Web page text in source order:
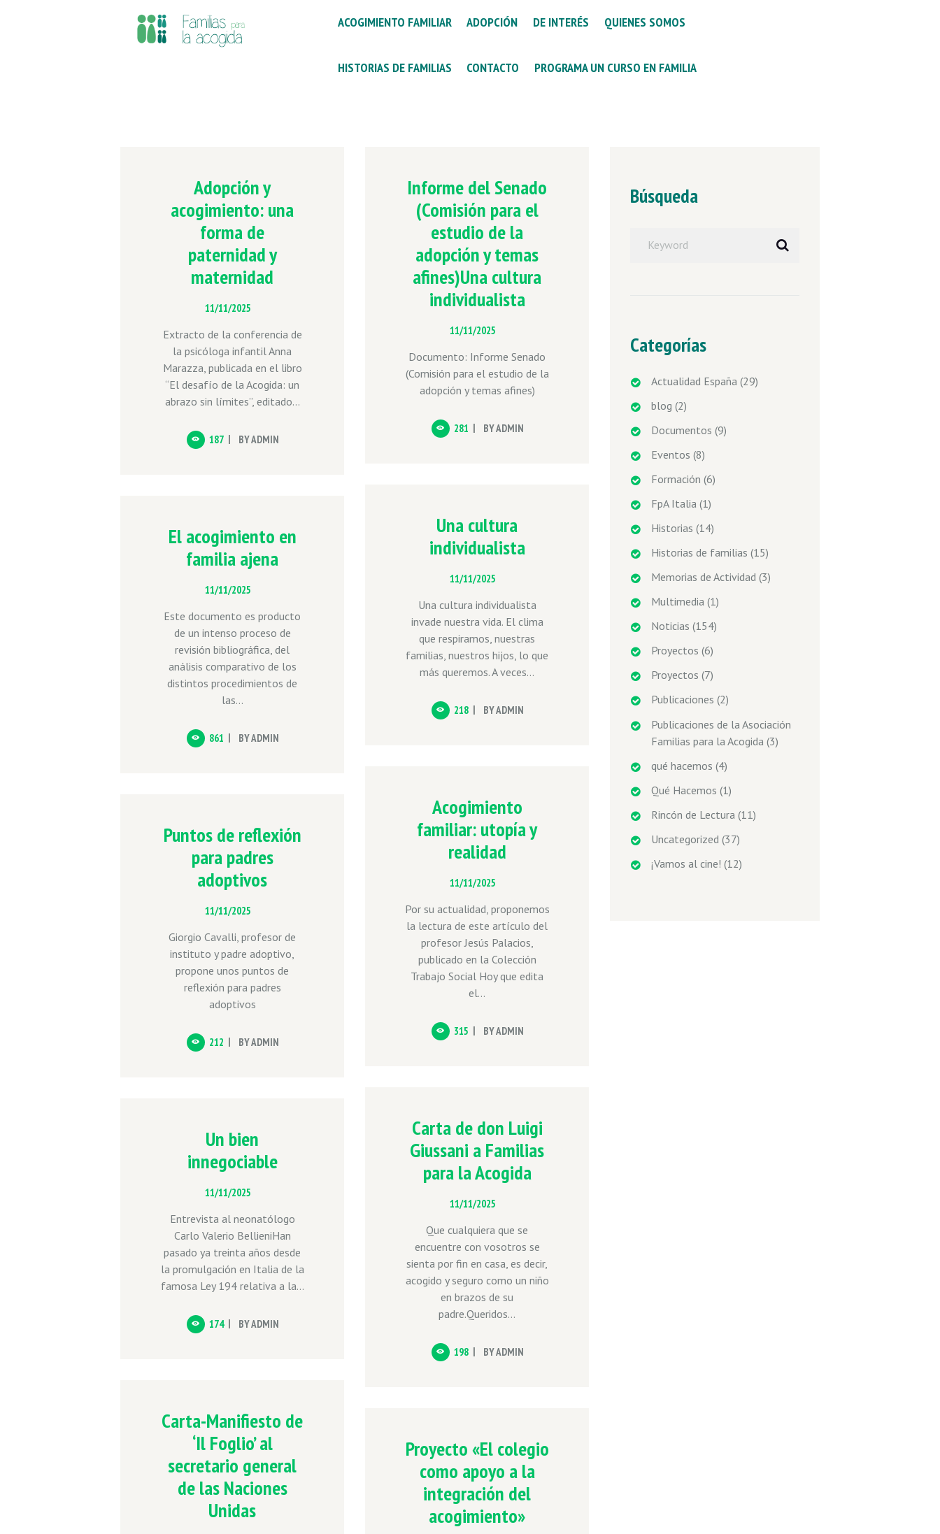
ACOGIMIENTO FAMILIAR ADOPCIÓN DE INTERÉS QUIENES SOMOS
HISTORIAS DE FAMILIAS CONTACTO PROGRAMA UN CURSO EN FAMILIA
Adopción y
acogimiento: una
forma de
paternidad y
maternidad
11/11/2025
Extracto de la conferencia de
la psicóloga infantil Anna
Marazza, publicada en el libro
“El desafío de la Acogida: un
abrazo sin límites”, editado...
187 BYADMIN
Informe del Senado
(Comisión para el
estudio de la
adopción y temas
afines)Una cultura
individualista
11/11/2025
Documento: Informe Senado
(Comisión para el estudio de la
adopción y temas afines)
281 BYADMIN
Una cultura
individualista
11/11/2025
Una cultura individualista
invade nuestra vida. El clima
que respiramos, nuestras
familias, nuestros hijos, lo que
más queremos. A veces...
218 BYADMIN
El acogimiento en
familia ajena
11/11/2025
Este documento es producto
de un intenso proceso de
revisión bibliográfica, del
análisis comparativo de los
distintos procedimientos de
las...
861 BYADMIN
Acogimiento
familiar: utopía y
realidad
11/11/2025
Por su actualidad, proponemos
la lectura de este artículo del
profesor Jesús Palacios,
publicado en la Colección
Trabajo Social Hoy que edita
el...
315 BYADMIN
Puntos de reflexión
para padres
adoptivos
11/11/2025
Giorgio Cavalli, profesor de
instituto y padre adoptivo,
propone unos puntos de
reflexión para padres
adoptivos
212 BYADMIN
Carta de don Luigi
Giussani a Familias
para la Acogida
11/11/2025
Que cualquiera que se
encuentre con vosotros se
sienta por fin en casa, es decir,
acogido y seguro como un niño
en brazos de su
padre.Queridos...
198 BYADMIN
Un bien
innegociable
11/11/2025
Entrevista al neonatólogo
Carlo Valerio BellieniHan
pasado ya treinta años desde
la promulgación en Italia de la
famosa Ley 194 relativa a la...
174 BYADMIN
Carta-Manifiesto de
‘Il Foglio’ al
secretario general
de las Naciones
Unidas
Proyecto «El colegio
como apoyo a la
integración del
acogimiento»
Búsqueda
Categorías
Actualidad España (29)
blog (2)
Documentos (9)
Eventos (8)
Formación (6)
FpA Italia (1)
Historias (14)
Historias de familias (15)
Memorias de Actividad (3)
Multimedia (1)
Noticias (154)
Proyectos (6)
Proyectos (7)
Publicaciones (2)
Publicaciones de la Asociación
Familias para la Acogida (3)
qué hacemos (4)
Qué Hacemos (1)
Rincón de Lectura (11)
Uncategorized (37)
¡Vamos al cine! (12)